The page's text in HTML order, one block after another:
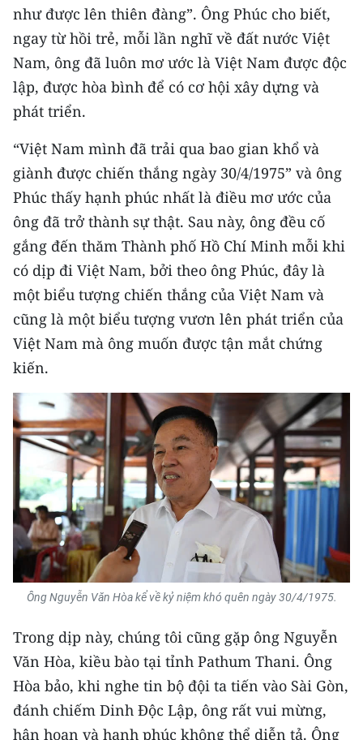
Chuyên trang TP. Hồ Chí Minh
CHUYÊN ĐỀ
CÁC CHUYÊN TRANG
VỀ BÁO NHÂN DÂN
THỜI NAY
NHÂN DÂN CUỐI TUẦN
NHÂN DÂN HẰNG THÁNG
MUA BÁO
ĐỌC BÁO IN
中文
FRANÇAIS
РУССКИЙ
ESPAÑOL
한국어
như được lên thiên đàng”. Ông Phúc cho biết,
ngay từ hồi trẻ, mỗi lần nghĩ về đất nước Việt
Nam, ông đã luôn mơ ước là Việt Nam được độc
lập, được hòa bình để có cơ hội xây dựng và
phát triển.
“Việt Nam mình đã trải qua bao gian khổ và
giành được chiến thắng ngày 30/4/1975” và ông
Phúc thấy hạnh phúc nhất là điều mơ ước của
ông đã trở thành sự thật. Sau này, ông đều cố
gắng đến thăm Thành phố Hồ Chí Minh mỗi khi
có dịp đi Việt Nam, bởi theo ông Phúc, đây là
một biểu tượng chiến thắng của Việt Nam và
cũng là một biểu tượng vươn lên phát triển của
Việt Nam mà ông muốn được tận mắt chứng
kiến.
Ông Nguyễn Văn Hòa kể về kỷ niệm khó quên ngày 30/4/1975.
Trong dịp này, chúng tôi cũng gặp ông Nguyễn
Văn Hòa, kiều bào tại tỉnh Pathum Thani. Ông
Hòa bảo, khi nghe tin bộ đội ta tiến vào Sài Gòn,
đánh chiếm Dinh Độc Lập, ông rất vui mừng,
hân hoan và hạnh phúc không thể diễn tả. Ông